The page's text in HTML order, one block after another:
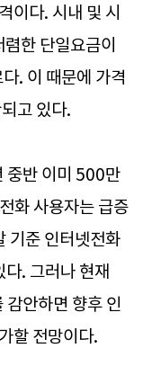
이다. 시내 및 시
한 단일요금이
. 이 때문에 가격
고 있다.
중반 이미 500만
화 사용자는 급증
기준 인터넷전화
. 그러나 현재
안하면 향후 인
할 전망이다.